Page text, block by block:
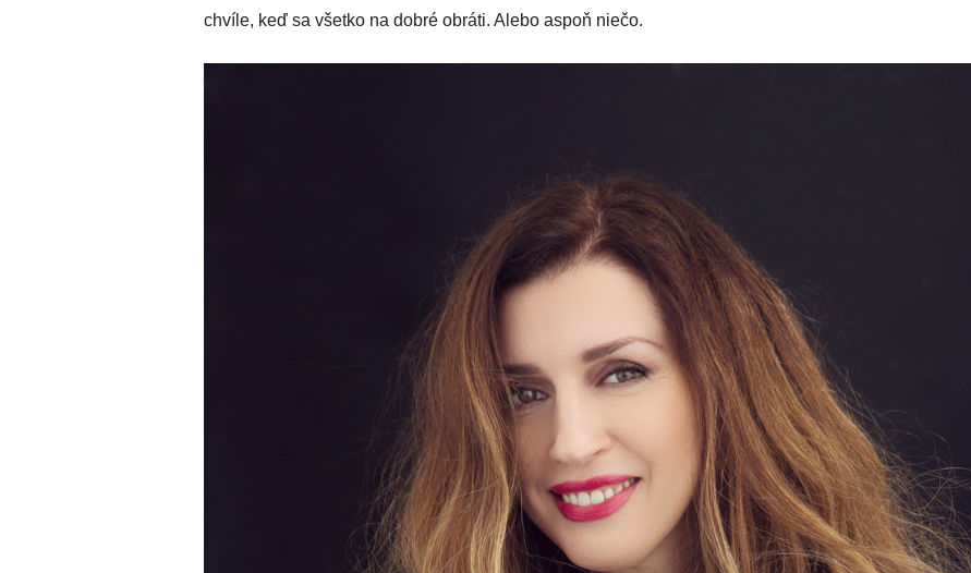
chvíle, keď sa všetko na dobré obráti. Alebo aspoň niečo.